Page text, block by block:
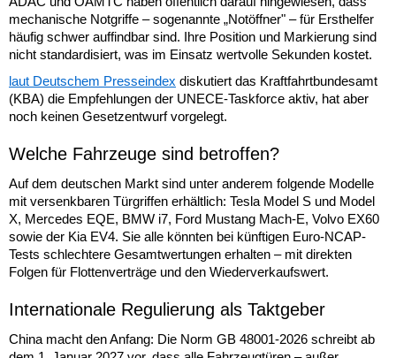
mechanische Notgriffe – sogenannte „Notöffner" – für Ersthelfer
häufig schwer auffindbar sind. Ihre Position und Markierung sind
nicht standardisiert, was im Einsatz wertvolle Sekunden kostet.
laut Deutschem Presseindex diskutiert das Kraftfahrtbundesamt
(KBA) die Empfehlungen der UNECE-Taskforce aktiv, hat aber
noch keinen Gesetzentwurf vorgelegt.
Welche Fahrzeuge sind betroffen?
Auf dem deutschen Markt sind unter anderem folgende Modelle
mit versenkbaren Türgriffen erhältlich: Tesla Model S und Model
X, Mercedes EQE, BMW i7, Ford Mustang Mach-E, Volvo EX60
sowie der Kia EV4. Sie alle könnten bei künftigen Euro-NCAP-
Tests schlechtere Gesamtwertungen erhalten – mit direkten
Folgen für Flottenverträge und den Wiederverkaufswert.
Internationale Regulierung als Taktgeber
China macht den Anfang: Die Norm GB 48001-2026 schreibt ab